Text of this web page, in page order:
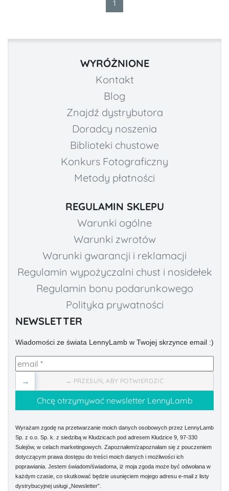
1
WYRÓŻNIONE
Kontakt
Blog
Znajdź dystrybutora
Doradcy noszenia
Biblioteki chustowe
Konkurs Fotograficzny
Metody płatności
REGULAMIN SKLEPU
Warunki ogólne
Warunki zwrotów
Warunki gwarancji i reklamacji
Regulamin wypożyczalni chust i nosidełek
Regulamin bonu podarunkowego
Polityka prywatności
NEWSLETTER
Wiadomości ze świata LennyLamb w Twojej skrzynce email :)
→ PRZESUŃ, ABY POTWIERDZIĆ
→
Wyrażam zgodę na przetwarzanie moich danych osobowych przez LennyLamb
Sp. z o.o. Sp. k. z siedzibą w Kłudzicach pod adresem Kłudzice 9, 97-330
Sulejów, w celach marketingowych. Zapoznałem/zapoznałam się z pouczeniem
dotyczącym prawa dostępu do treści moich danych i możliwości ich
poprawiania. Jestem świadom/świadoma, iż moja zgoda może być odwołana w
każdym czasie, co skutkować będzie usunięciem mojego adresu e-mail z listy
dystrybucyjnej usługi „Newsletter”.